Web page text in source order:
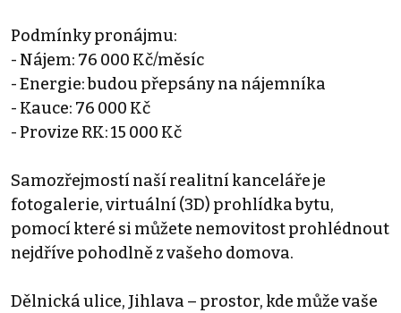
Podmínky pronájmu:
- Nájem: 76 000 Kč/měsíc
- Energie: budou přepsány na nájemníka
- Kauce: 76 000 Kč
- Provize RK: 15 000 Kč
Samozřejmostí naší realitní kanceláře je
fotogalerie, virtuální (3D) prohlídka bytu,
pomocí které si můžete nemovitost prohlédnout
nejdříve pohodlně z vašeho domova.
Dělnická ulice, Jihlava – prostor, kde může vaše